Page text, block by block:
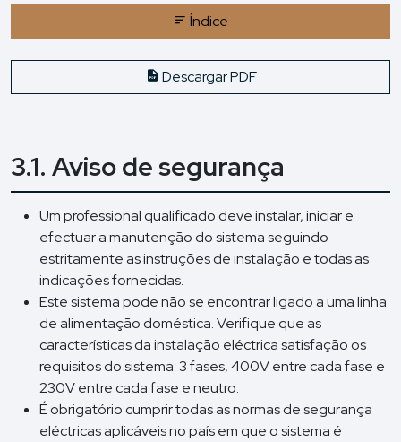
Índice
Descargar PDF
3.1. Aviso de segurança
Um professional qualificado deve instalar, iniciar e
efectuar a manutenção do sistema seguindo
estritamente as instruções de instalação e todas as
indicações fornecidas.
Este sistema pode não se encontrar ligado a uma linha
de alimentação doméstica. Verifique que as
características da instalação eléctrica satisfação os
requisitos do sistema: 3 fases, 400V entre cada fase e
230V entre cada fase e neutro.
É obrigatório cumprir todas as normas de segurança
eléctricas aplicáveis no país em que o sistema é